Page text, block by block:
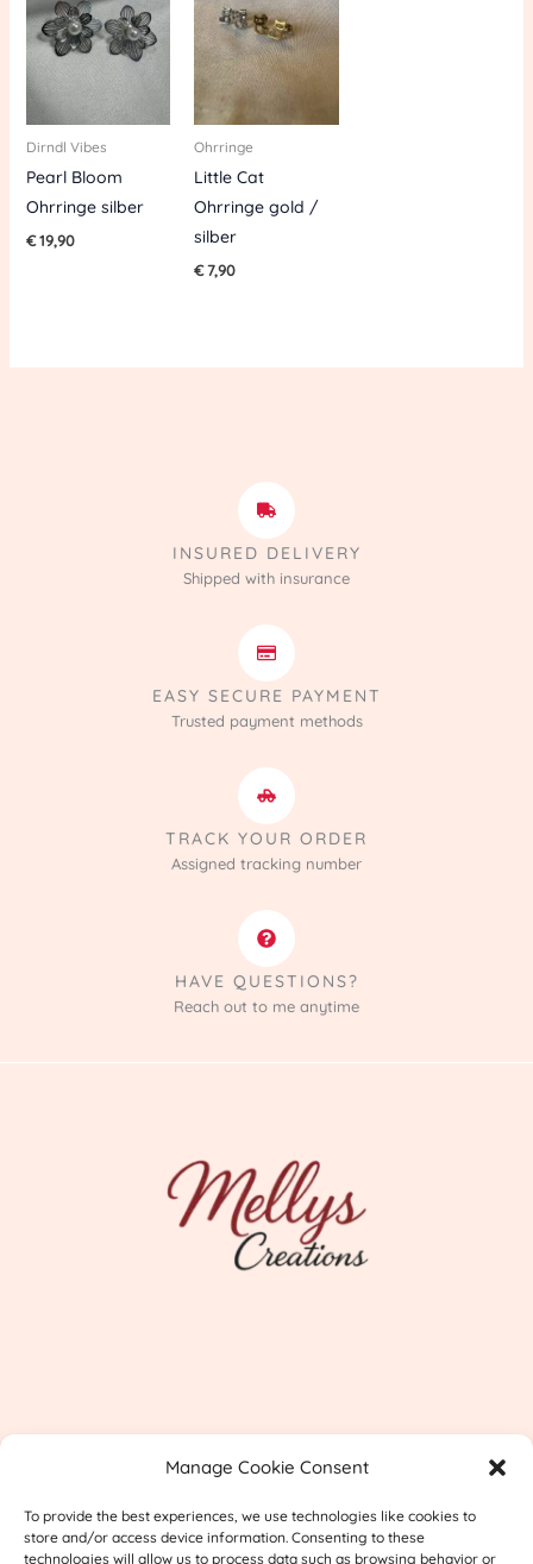
Manage Cookie Consent
To provide the best experiences, we use technologies like cookies to
store and/or access device information. Consenting to these
technologies will allow us to process data such as browsing behavior or
Dirndl Vibes
Pearl Bloom
Ohrringe silber
€19,90
Ohrringe
Little Cat
Ohrringe gold /
silber
€7,90
INSURED DELIVERY
Shipped with insurance
EASY SECURE PAYMENT
Trusted payment methods
TRACK YOUR ORDER
Assigned tracking number
HAVE QUESTIONS?
Reach out to me anytime
Shipping & Returns
Privacy